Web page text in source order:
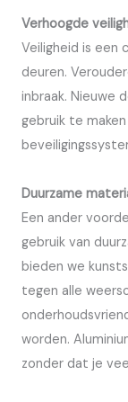
Verhoogde
Veiligheid is een
deuren.
inbraak. Nieuwe
gebruik te
Duurzame
Een ander
gebruik van
bieden we
tegen alle
worden.
zonder dat je